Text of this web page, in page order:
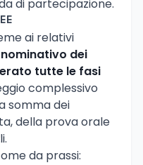
di partecipazione.
ai relativi
dei
tutte le fasi
complessivo
somma dei
della prova orale
da prassi: